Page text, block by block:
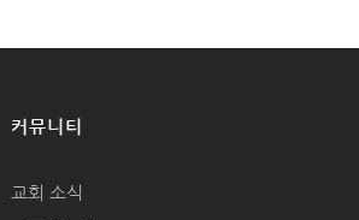
커뮤니티
교회 소식